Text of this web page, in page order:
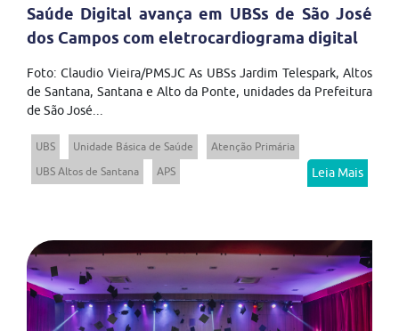
Saúde Digital avança em UBSs de São José
dos Campos com eletrocardiograma digital
Foto: Claudio Vieira/PMSJC As UBSs Jardim Telespark, Altos
de Santana, Santana e Alto da Ponte, unidades da Prefeitura
de São José...
UBS Unidade Básica de Saúde
Atenção Primária
UBS Altos de Santana
APS Leia Mais